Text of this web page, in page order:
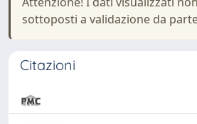
sottoposti a validazione da
Citazioni